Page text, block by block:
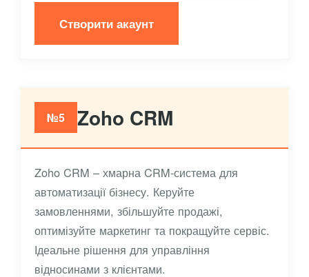
Створити акаунт
№5 Zoho CRM
Zoho CRM – хмарна CRM-система для
автоматизації бізнесу. Керуйте
замовленнями, збільшуйте продажі,
оптимізуйте маркетинг та покращуйте сервіс.
Ідеальне рішення для управління
відносинами з клієнтами.